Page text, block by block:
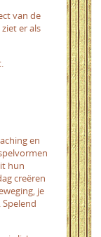
van de
er als
en
hun
creëren
je